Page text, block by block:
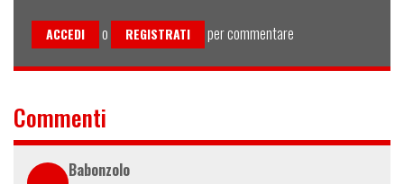
ACCEDI o REGISTRATI per commentare
Commenti
Babonzolo